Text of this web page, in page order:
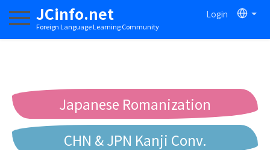
JCinfo.net
Foreign Language Learning Community
Login
Toggle navigation
Japanese Romanization
CHN & JPN Kanji Conv.